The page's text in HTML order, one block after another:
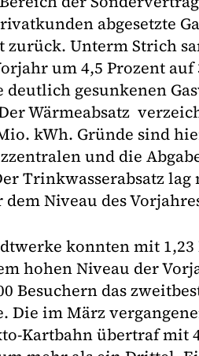
abgesetzte
Unterm Strich
um 4,5 Prozent
gesunkenen
Wärmeabsatz
kWh. Gründe sind
und die
Trinkwasserabsatz
Niveau des
konnten mit
hohen Niveau der
Besuchern das
Die im März
Kartbahn übertraf mit